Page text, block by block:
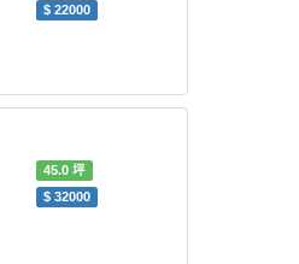
$ 22000
45.0坪
$ 32000